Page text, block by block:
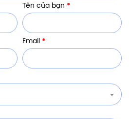
Tên của bạn *
Email *